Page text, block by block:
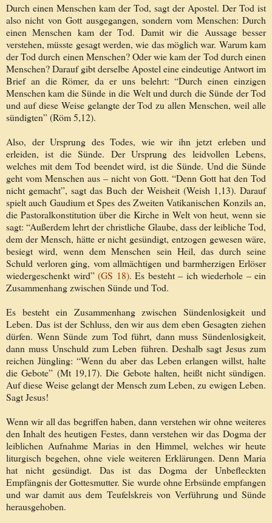
Durch einen Menschen kam der Tod, sagt der Apostel. Der Tod ist
also nicht von Gott ausgegangen, sondern vom Menschen: Durch
einen Menschen kam der Tod. Damit wir die Aussage besser
verstehen, müsste gesagt werden, wie das möglich war. Warum kam
der Tod durch einen Menschen? Oder wie kam der Tod durch einen
Menschen? Darauf gibt derselbe Apostel eine eindeutige Antwort im
Brief an die Römer, da er uns belehrt: “Durch einen einzigen
Menschen kam die Sünde in die Welt und durch die Sünde der Tod
und auf diese Weise gelangte der Tod zu allen Menschen, weil alle
sündigten” (Röm 5,12).
Also, der Ursprung des Todes, wie wir ihn jetzt erleben und
erleiden, ist die Sünde. Der Ursprung des leidvollen Lebens,
welches mit dem Tod beendet wird, ist die Sünde. Und die Sünde
geht vom Menschen aus – nicht von Gott. “Denn Gott hat den Tod
nicht gemacht”, sagt das Buch der Weisheit (Weish 1,13). Darauf
spielt auch Gaudium et Spes des Zweiten Vatikanischen Konzils an,
die Pastoralkonstitution über die Kirche in Welt von heut, wenn sie
sagt: “Außerdem lehrt der christliche Glaube, dass der leibliche Tod,
dem der Mensch, hätte er nicht gesündigt, entzogen gewesen wäre,
besiegt wird, wenn dem Menschen sein Heil, das durch seine
Schuld verloren ging, vom allmächtigen und barmherzigen Erlöser
wiedergeschenkt wird” (GS 18). Es besteht – ich wiederhole – ein
Zusammenhang zwischen Sünde und Tod.
Es besteht ein Zusammenhang zwischen Sündenlosigkeit und
Leben. Das ist der Schluss, den wir aus dem eben Gesagten ziehen
dürfen. Wenn Sünde zum Tod führt, dann muss Sündenlosigkeit,
dann muss Unschuld zum Leben führen. Deshalb sagt Jesus zum
reichen Jüngling: “Wenn du aber das Leben erlangen willst, halte
die Gebote” (Mt 19,17). Die Gebote halten, heißt nicht sündigen.
Auf diese Weise gelangt der Mensch zum Leben, zu ewigen Leben.
Sagt Jesus!
Wenn wir all das begriffen haben, dann verstehen wir ohne weiteres
den Inhalt des heutigen Festes, dann verstehen wir das Dogma der
leiblichen Aufnahme Marias in den Himmel, welches wir heute
liturgisch begehen, ohne viele weiteren Erklärungen. Denn Maria
hat nicht gesündigt. Das ist das Dogma der Unbefleckten
Empfängnis der Gottesmutter. Sie wurde ohne Erbsünde empfangen
und war damit aus dem Teufelskreis von Verführung und Sünde
herausgehoben.